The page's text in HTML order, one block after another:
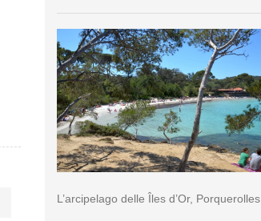
L’arcipelago delle Îles d’Or, Porquerolles